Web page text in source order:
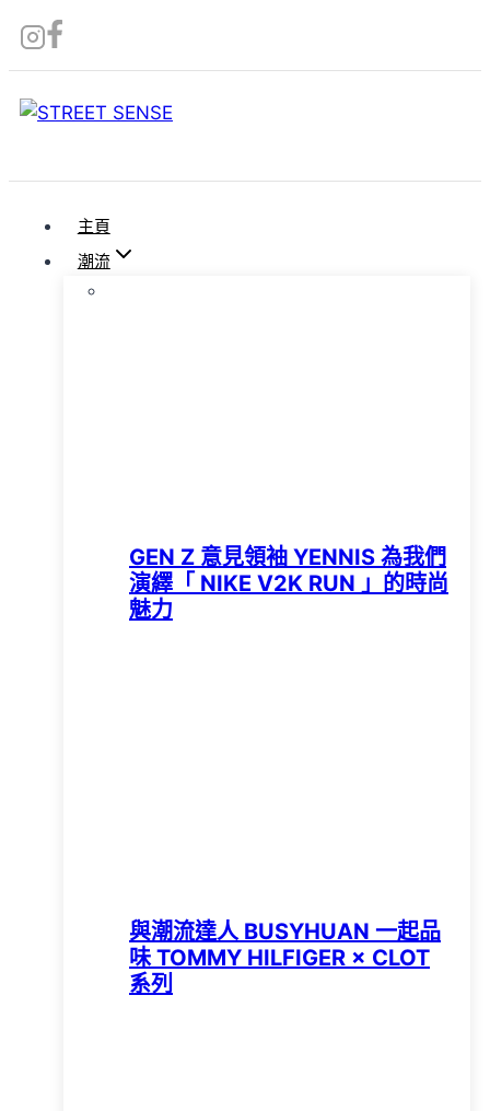
Skip
to
主頁
潮流
GEN Z 意見領袖 YENNIS 為我們
演繹「 NIKE V2K RUN 」的時尚
魅力
與潮流達人 BUSYHUAN 一起品
味 TOMMY HILFIGER × CLOT
系列